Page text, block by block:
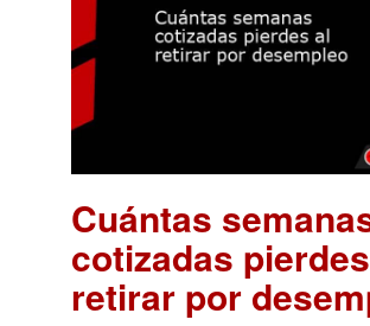
Cuántas
cotizadas
retirar por